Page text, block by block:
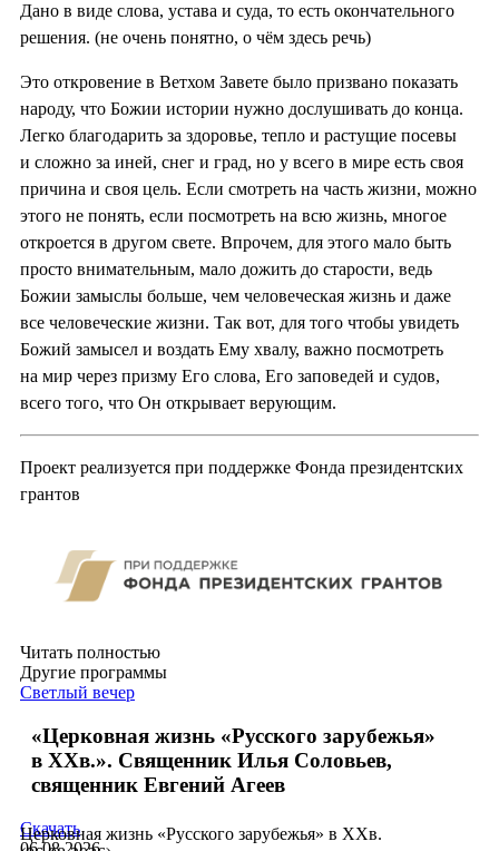
Дано в виде слова, устава и суда, то есть окончательного
решения. (не очень понятно, о чём здесь речь)
Это откровение в Ветхом Завете было призвано показать
народу, что Божии истории нужно дослушивать до конца.
Легко благодарить за здоровье, тепло и растущие посевы
и сложно за иней, снег и град, но у всего в мире есть своя
причина и своя цель. Если смотреть на часть жизни, можно
этого не понять, если посмотреть на всю жизнь, многое
откроется в другом свете. Впрочем, для этого мало быть
просто внимательным, мало дожить до старости, ведь
Божии замыслы больше, чем человеческая жизнь и даже
все человеческие жизни. Так вот, для того чтобы увидеть
Божий замысел и воздать Ему хвалу, важно посмотреть
на мир через призму Его слова, Его заповедей и судов,
всего того, что Он открывает верующим.
Проект реализуется при поддержке Фонда президентских
грантов
Читать полностью
Другие программы
Светлый вечер
«Церковная жизнь «Русского зарубежья»
в ХХв.». Священник Илья Соловьев,
священник Евгений Агеев
Церковная жизнь «Русского зарубежья» в ХХв.
Скачать